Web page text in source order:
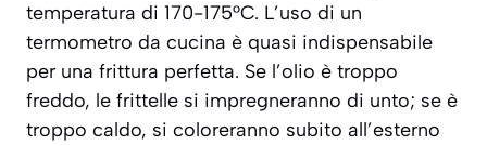
temperatura di 170-175°C. L’uso di un
termometro da cucina è quasi indispensabile
per una frittura perfetta. Se l’olio è troppo
freddo, le frittelle si impregneranno di unto; se è
troppo caldo, si coloreranno subito all’esterno